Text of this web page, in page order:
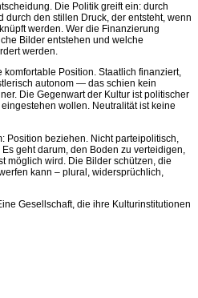
Die Politik greift ein: durch
durch den stillen Druck, der entsteht, wenn
werden. Wer die Finanzierung
Bilder entstehen und welche
werden.
Position. Staatlich finanziert,
autonom — das schien kein
Die Gegenwart der Kultur ist politischer
wollen. Neutralität ist keine
Position beziehen. Nicht parteipolitisch,
geht darum, den Boden zu verteidigen,
möglich wird. Die Bilder schützen, die
kann – plural, widersprüchlich,
Gesellschaft, die ihre Kulturinstitutionen